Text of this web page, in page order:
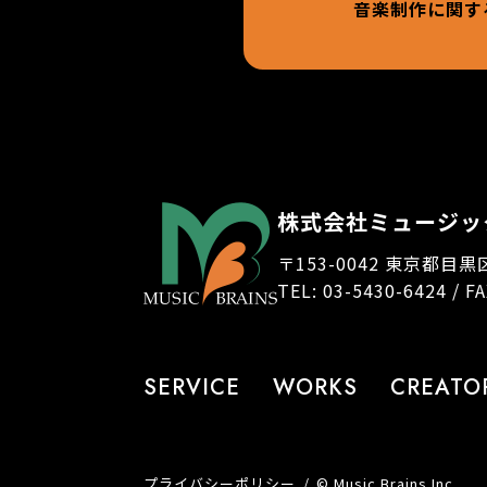
音楽制作に関
株式会社ミュージ
〒153-0042 東京都目黒
TEL: 03-5430-6424 /
SERVICE WORKS